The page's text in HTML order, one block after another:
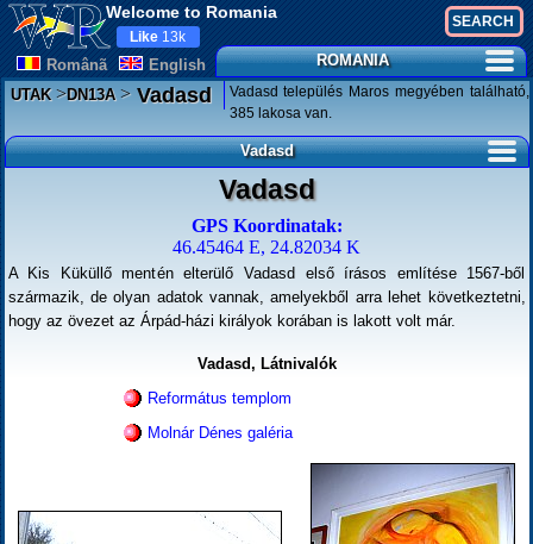
Welcome to Romania
Românã English
Like 13k
ROMANIA
UTAK>DN13A>Vadasd
Vadasd település Maros megyében található,
385 lakosa van.
Vadasd
Vadasd
GPS Koordinatak:
46.45464 E, 24.82034 K
A Kis Küküllő mentén elterülő Vadasd első írásos említése 1567-ből
származik, de olyan adatok vannak, amelyekből arra lehet következtetni,
hogy az övezet az Árpád-házi királyok korában is lakott volt már.
Vadasd, Látnivalók
Református templom
Molnár Dénes galéria